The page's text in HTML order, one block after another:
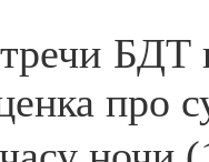
БДТ
про